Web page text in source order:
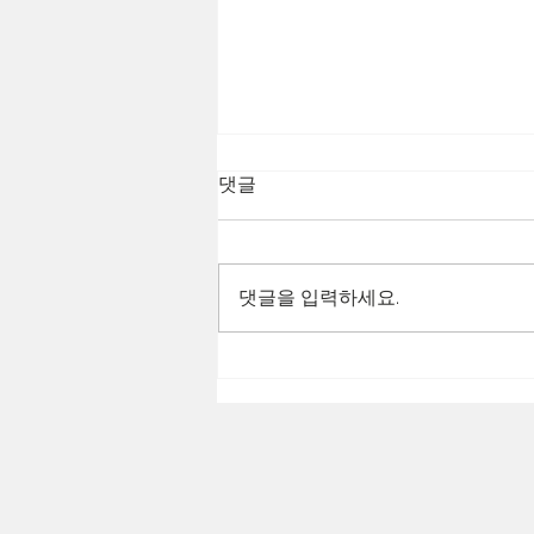
댓글
댓글을 입력하세요.